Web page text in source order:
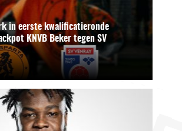
in eerste kwalificatieronde
KNVB Beker tegen SV